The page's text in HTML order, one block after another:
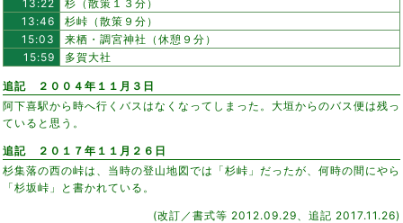
13:22
杉（散策１３分）
13:46
杉峠（散策９分）
15:03
来栖・調宮神社（休憩９分）
15:59
多賀大社
追記 ２００４年１１月３日
阿下喜駅から時へ行くバスはなくなってしまった。大垣からのバス便は残っ
ていると思う。
追記 ２０１７年１１月２６日
杉集落の西の峠は、当時の登山地図では「杉峠」だったが、何時の間にやら
「杉坂峠」と書かれている。
(改訂／書式等 2012.09.29、追記 2017.11.26)